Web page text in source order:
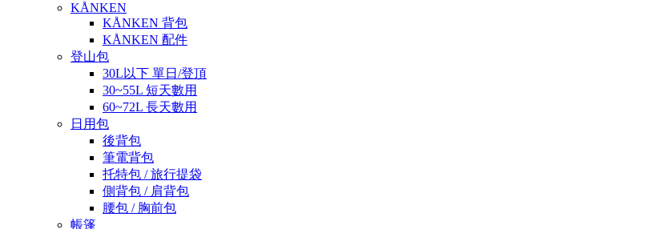
KÅNKEN
KÅNKEN 背包
KÅNKEN 配件
登山包
30L以下 單日/登頂
30~55L 短天數用
60~72L 長天數用
日用包
後背包
筆電背包
托特包 / 旅行提袋
側背包 / 肩背包
腰包 / 胸前包
帳篷